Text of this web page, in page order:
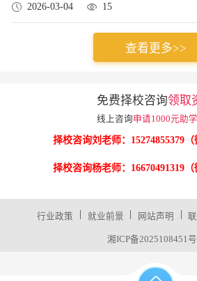
2026-03-04
15
查看更多>>
免费择校咨询领取
线上咨询申请1000元助
择校咨询刘老师：15274855379（
择校咨询杨老师：16670491319（
行业政策 就业前景 网站声明
湘ICP备2025108451